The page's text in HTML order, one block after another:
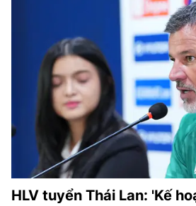
HLV tuyển Thái Lan: 'Kế